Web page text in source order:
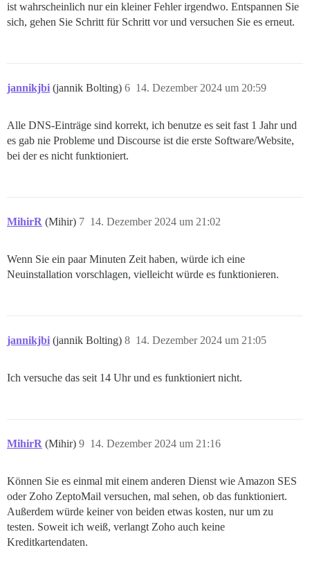
ist wahrscheinlich nur ein kleiner Fehler irgendwo. Entspannen Sie
sich, gehen Sie Schritt für Schritt vor und versuchen Sie es erneut.
jannikjbi (jannik Bolting) 14. Dezember 2024 um 20:59
6
Alle DNS-Einträge sind korrekt, ich benutze es seit fast 1 Jahr und
es gab nie Probleme und Discourse ist die erste Software/Website,
bei der es nicht funktioniert.
MihirR (Mihir) 14. Dezember 2024 um 21:02
7
Wenn Sie ein paar Minuten Zeit haben, würde ich eine
Neuinstallation vorschlagen, vielleicht würde es funktionieren.
jannikjbi (jannik Bolting) 14. Dezember 2024 um 21:05
8
Ich versuche das seit 14 Uhr und es funktioniert nicht.
MihirR (Mihir) 14. Dezember 2024 um 21:16
9
Können Sie es einmal mit einem anderen Dienst wie Amazon SES
oder Zoho ZeptoMail versuchen, mal sehen, ob das funktioniert.
Außerdem würde keiner von beiden etwas kosten, nur um zu
testen. Soweit ich weiß, verlangt Zoho auch keine
Kreditkartendaten.